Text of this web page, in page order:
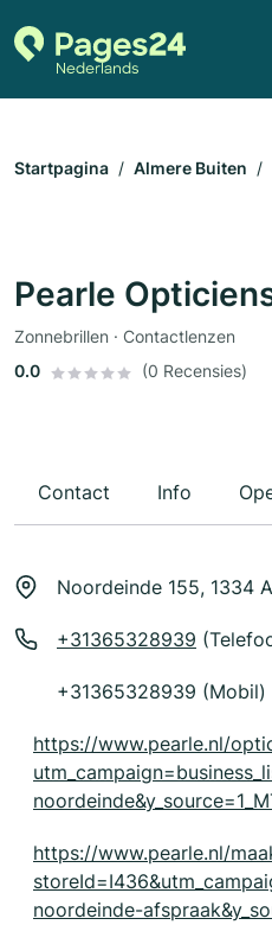
Startpagina Almere Buiten
Pearle
Zonnebrillen · Contactlenzen
0.0
(0 Recensies)
Contact Info
Noordeinde 155, 1334
+31365328939
+31365328939 (Mobil)
https://www.pearle.nl/
https://www.pearle.nl/
noordeinde-